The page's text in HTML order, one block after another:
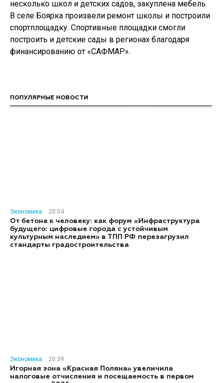
несколько школ и детских садов, закуплена мебель.
В селе Боярка произвели ремонт школы и построили
спортплощадку. Спортивные площадки смогли
построить и детские сады в регионах благодаря
финансированию от «САФМАР».
ПОПУЛЯРНЫЕ НОВОСТИ
Экономика
20:04
От бетона к человеку: как форум «Инфраструктура
будущего: цифровые города с устойчивым
культурным наследием» в ТПП РФ перезагрузил
стандарты градостроительства
Экономика
20:39
Игорная зона «Красная Поляна» увеличила
налоговые отчисления и посещаемость в первом